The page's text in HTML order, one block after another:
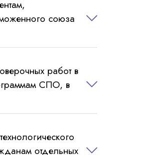
союза
работ в
СПО, в
отдельных